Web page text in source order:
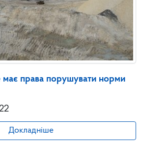
має права порушувати норми
Докладніше